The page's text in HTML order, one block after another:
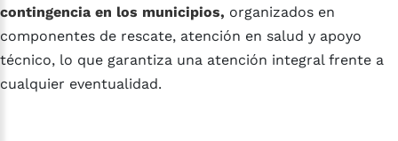
contingencia en los municipios, organizados en
componentes de rescate, atención en salud y apoyo
técnico, lo que garantiza una atención integral frente a
cualquier eventualidad.